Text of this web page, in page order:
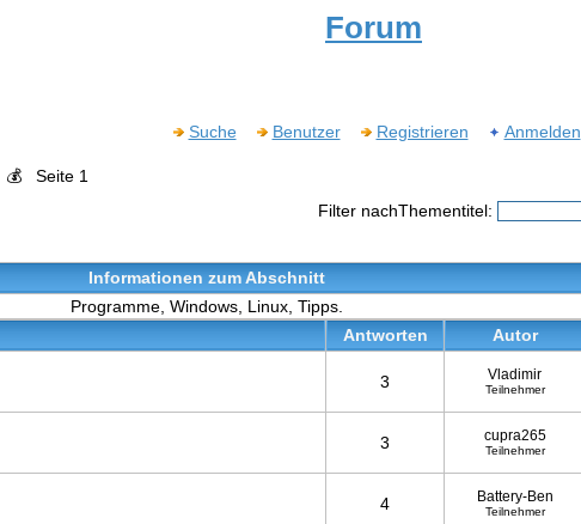
Forum
Suche Benutzer Registrieren Anmelden
💰 Seite 1
Filter nachThementitel:
Informationen zum Abschnitt
Programme, Windows, Linux, Tipps.
Antworten Autor
3 Vladimir
Teilnehmer
3 cupra265
Teilnehmer
4 Battery-Ben
Teilnehmer